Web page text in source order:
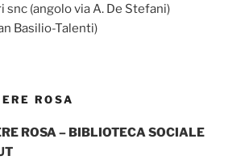
snc (angolo via A. De Stefani)
Basilio-Talenti)
ROSA
ROSA – BIBLIOTECA SOCIALE